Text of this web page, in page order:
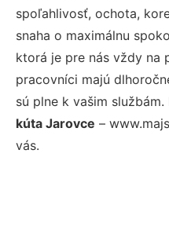
spoľahlivosť, ochota,
snaha o maximálnu
ktorá je pre nás vždy na
pracovníci majú
sú plne k vašim službám.
kúta Jarovce –
vás.